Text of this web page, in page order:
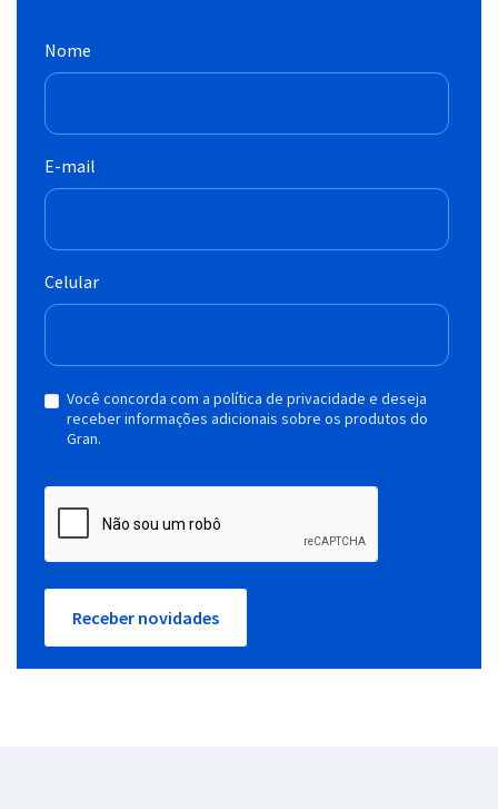
Nome
E-mail
Celular
Você concorda com a política de privacidade e deseja
receber informações adicionais sobre os produtos do
Gran.
Receber novidades